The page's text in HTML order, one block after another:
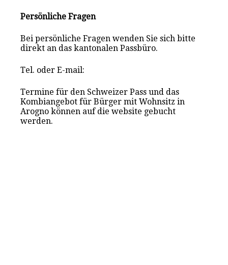
Persönliche Fragen
Bei persönliche Fragen wenden Sie sich bitte
direkt an das kantonalen Passbüro.
Tel. oder E-mail:
Termine für den Schweizer Pass und das
Kombiangebot für Bürger mit Wohnsitz in
Arogno können auf die website gebucht
werden.